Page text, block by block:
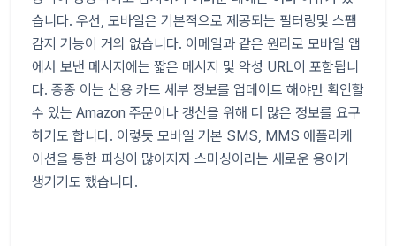
습니다. 우선, 모바일은 기본적으로 제공되는 필터링및 스팸
감지 기능이 거의 없습니다. 이메일과 같은 원리로 모바일 앱
에서 보낸 메시지에는 짧은 메시지 및 악성 URL이 포함됩니
다. 종종 이는 신용 카드 세부 정보를 업데이트 해야만 확인할
수 있는 Amazon 주문이나 갱신을 위해 더 많은 정보를 요구
하기도 합니다. 이렇듯 모바일 기본 SMS, MMS 애플리케
이션을 통한 피싱이 많아지자 스미싱이라는 새로운 용어가
생기기도 했습니다.